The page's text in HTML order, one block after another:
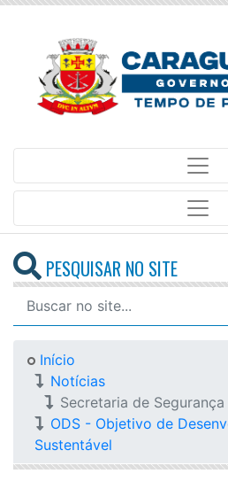
PESQUISAR NO SITE
Início
Notícias
Secretaria de Segurança
ODS - Objetivo de
Sustentável